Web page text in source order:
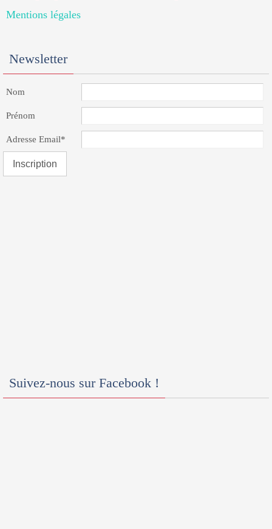
Mentions légales
Newsletter
Nom
Prénom
Adresse Email*
Suivez-nous sur Facebook !